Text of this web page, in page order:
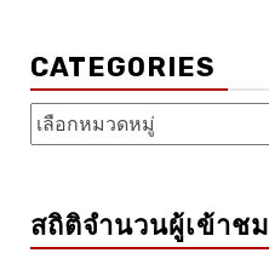
CATEGORIES
Categories
สถิติจำนวนผู้เข้าชม